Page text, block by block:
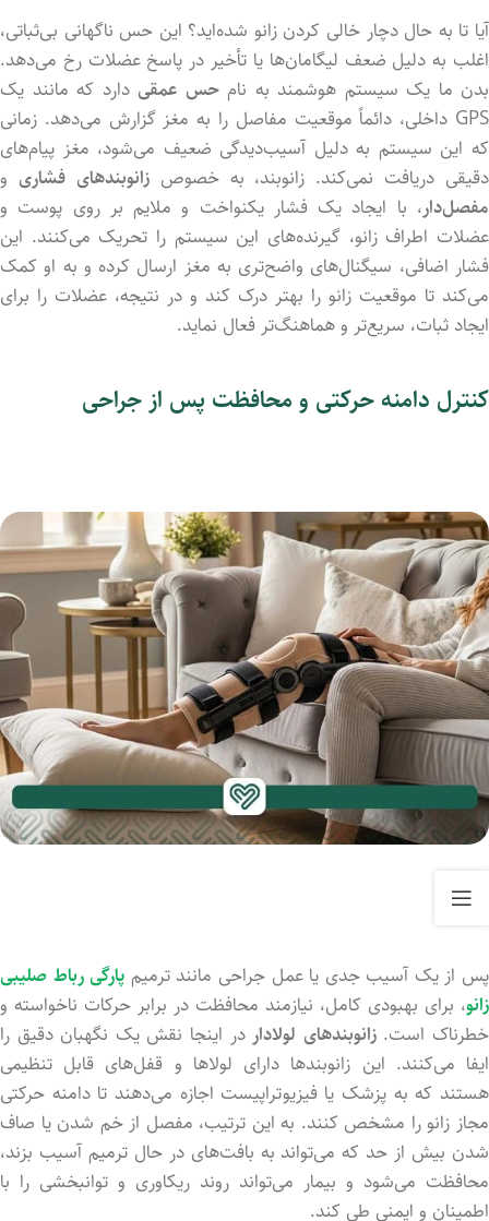
آیا تا به حال دچار خالی کردن زانو شده‌اید؟ این حس ناگهانی بی‌ثباتی،
اغلب به دلیل ضعف لیگامان‌ها یا تأخیر در پاسخ عضلات رخ می‌دهد.
بدن ما یک سیستم هوشمند به نامحس عمقیدارد که مانند یک
GPS داخلی، دائماً موقعیت مفاصل را به مغز گزارش می‌دهد. زمانی
که این سیستم به دلیل آسیب‌دیدگی ضعیف می‌شود، مغز پیام‌های
دقیقی دریافت نمی‌کند. زانوبند، به خصوصزانوبندهای فشاری و
مفصل‌دار، با ایجاد یک فشار یکنواخت و ملایم بر روی پوست و
عضلات اطراف زانو، گیرنده‌های این سیستم را تحریک می‌کنند. این
فشار اضافی، سیگنال‌های واضح‌تری به مغز ارسال کرده و به او کمک
می‌کند تا موقعیت زانو را بهتر درک کند و در نتیجه، عضلات را برای
ایجاد ثبات، سریع‌تر و هماهنگ‌تر فعال نماید.
کنترل دامنه حرکتی و محافظت پس از جراحی
پس از یک آسیب جدی یا عمل جراحی مانند ترمیم پارگی رباط صلیبی
زانو، برای بهبودی کامل، نیازمند محافظت در برابر حرکات ناخواسته و
خطرناک است.زانوبندهای لولادار در اینجا نقش یک نگهبان دقیق را
ایفا می‌کنند. این زانوبندها دارای لولاها و قفل‌های قابل تنظیمی
هستند که به پزشک یا فیزیوتراپیست اجازه می‌دهند تا دامنه حرکتی
مجاز زانو را مشخص کنند. به این ترتیب، مفصل از خم شدن یا صاف
شدن بیش از حد که می‌تواند به بافت‌های در حال ترمیم آسیب بزند،
محافظت می‌شود و بیمار می‌تواند روند ریکاوری و توانبخشی را با
اطمینان و ایمنی طی کند.